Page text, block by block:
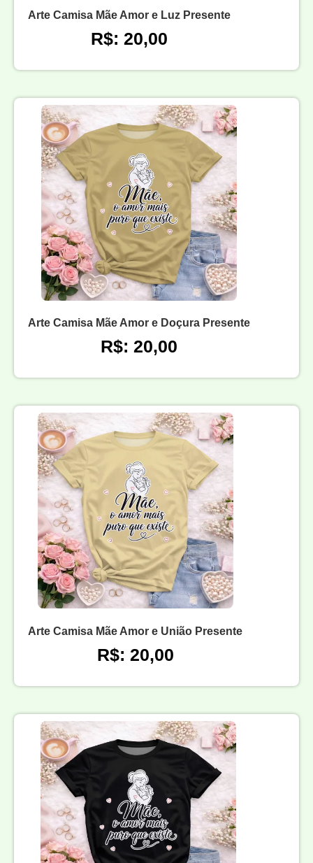
Arte Camisa Mãe Amor e Luz Presente
R$: 20,00
Arte Camisa Mãe Amor e Doçura Presente
R$: 20,00
Arte Camisa Mãe Amor e União Presente
R$: 20,00